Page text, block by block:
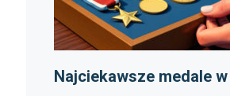
Najciekawsze medale